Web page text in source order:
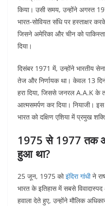
किया। उसी समय, उन्होंने अगस्त
भारत-सोवियत संधि पर हस्ताक्षर
जिसने अमेरिका और चीन को
दिया।
दिसंबर 1971 में, उन्होंने भारतीय
तेज और निर्णायक था। केवल 13
हरा दिया, जिससे जनरल A.A.K
आत्मसमर्पण कर दिया। नियाजी। इस
भारत को दक्षिण एशिया में प्रमुख
1975 से 1977 तक
हुआ था?
25 जून, 1975 कोइंदिरा गांधीने
भारत के इतिहास में सबसे
हवाला देते हुए, उन्होंने मौलिक